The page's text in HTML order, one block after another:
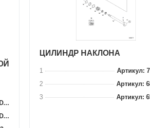
ЦИЛИНДР НАКЛОНА
1
Артикул:
2
Артикул:
3
Артикул: